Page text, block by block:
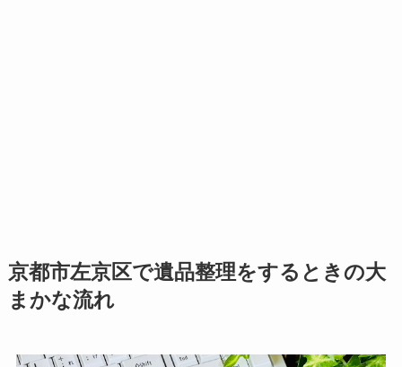
京都市左京区で遺品整理をするときの大
まかな流れ